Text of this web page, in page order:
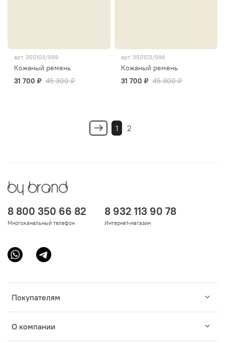
арт. 350103/999
Кожаный ремень
31 700 ₽ 45 300 ₽
арт. 350103/996
Кожаный ремень
31 700 ₽ 45 300 ₽
1 2
Покупателям
О компании
8 800 350 66 82
Многоканальный телефон
8 932 113 90 78
Интернет-магазин